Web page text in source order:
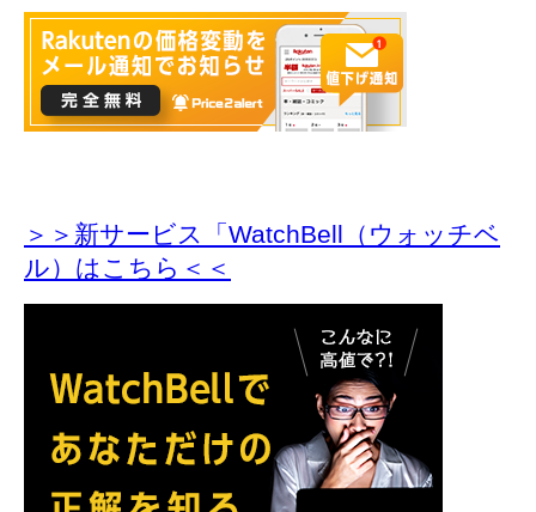
＞＞新サービス「WatchBell（ウォッチベ
ル）はこちら＜＜